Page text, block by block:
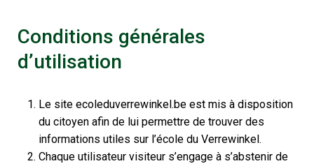
Conditions générales
d’utilisation
Le site ecoleduverrewinkel.be est mis à disposition
du citoyen afin de lui permettre de trouver des
informations utiles sur l’école du Verrewinkel.
Chaque utilisateur visiteur s’engage à s’abstenir de